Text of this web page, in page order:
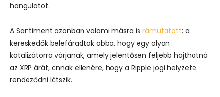
hangulatot.
A Santiment azonban valami másra is rámutatott: a
kereskedők belefáradtak abba, hogy egy olyan
katalizátorra várjanak, amely jelentősen feljebb hajthatná
az XRP árát, annak ellenére, hogy a Ripple jogi helyzete
rendeződni látszik.